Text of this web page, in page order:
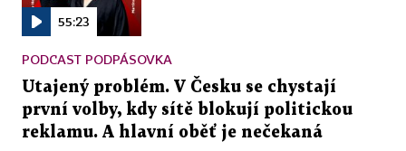
55:23
PODCAST PODPÁSOVKA
Utajený problém. V Česku se chystají
první volby, kdy sítě blokují politickou
reklamu. A hlavní oběť je nečekaná